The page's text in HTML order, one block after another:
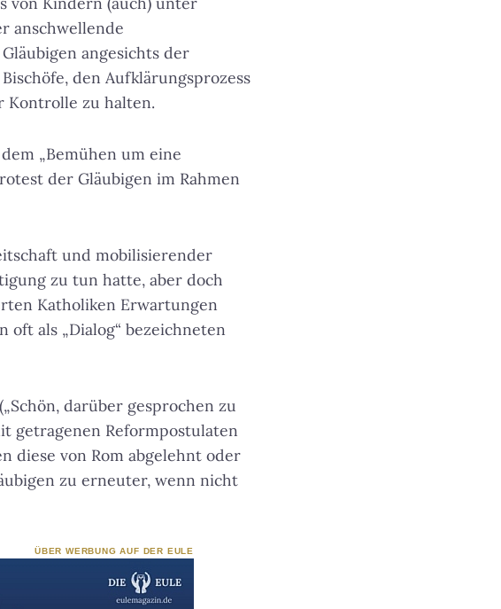
anschwellende
angesichts der
den Aufklärungsprozess
Kontrolle zu halten.
„Bemühen um eine
der Gläubigen im Rahmen
und mobilisierender
zu tun hatte, aber doch
Katholiken Erwartungen
als „Dialog“ bezeichneten
darüber gesprochen zu
getragenen Reformpostulaten
diese von Rom abgelehnt oder
zu erneuter, wenn nicht
ÜBER WERBUNG AUF DER EULE